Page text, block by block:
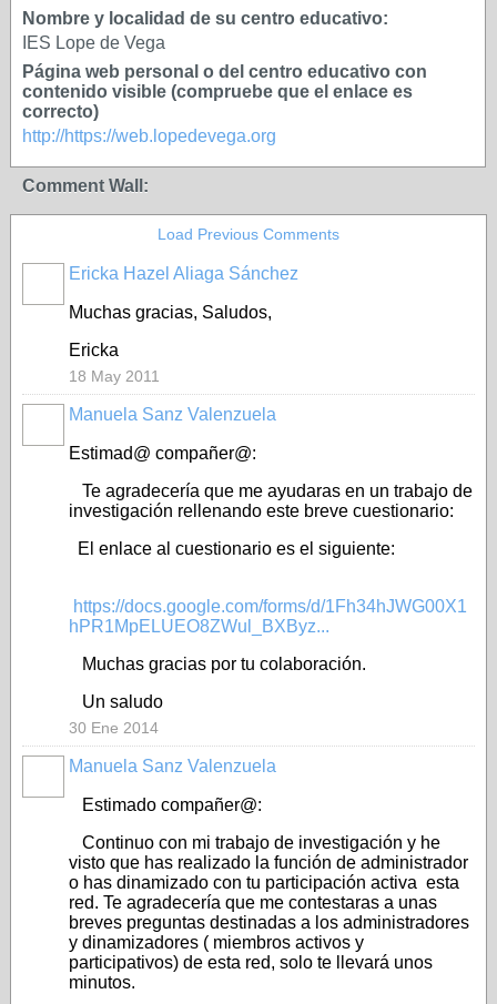
Nombre y localidad de su centro educativo:
IES Lope de Vega
Página web personal o del centro educativo con
contenido visible (compruebe que el enlace es
correcto)
http://https://web.lopedevega.org
Comment Wall:
Load Previous Comments
Ericka Hazel Aliaga Sánchez
Muchas gracias, Saludos,
Ericka
18 May 2011
Manuela Sanz Valenzuela
Estimad@ compañer@:
Te agradecería que me ayudaras en un trabajo de
investigación rellenando este breve cuestionario:
El enlace al cuestionario es el siguiente:
https://docs.google.com/forms/d/1Fh34hJWG00X1
hPR1MpELUEO8ZWul_BXByz...
Muchas gracias por tu colaboración.
Un saludo
30 Ene 2014
Manuela Sanz Valenzuela
Estimado compañer@:
Continuo con mi trabajo de investigación y he
visto que has realizado la función de administrador
o has dinamizado con tu participación activa esta
red. Te agradecería que me contestaras a unas
breves preguntas destinadas a los administradores
y dinamizadores ( miembros activos y
participativos) de esta red, solo te llevará unos
minutos.